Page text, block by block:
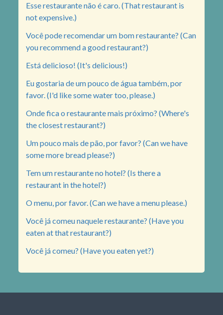
Esse restaurante não é caro. (That restaurant is
not expensive.)
Você pode recomendar um bom restaurante? (Can
you recommend a good restaurant?)
Está delicioso! (It's delicious!)
Eu gostaria de um pouco de água também, por
favor. (I'd like some water too, please.)
Onde fica o restaurante mais próximo? (Where's
the closest restaurant?)
Um pouco mais de pão, por favor? (Can we have
some more bread please?)
Tem um restaurante no hotel? (Is there a
restaurant in the hotel?)
O menu, por favor. (Can we have a menu please.)
Você já comeu naquele restaurante? (Have you
eaten at that restaurant?)
Você já comeu? (Have you eaten yet?)